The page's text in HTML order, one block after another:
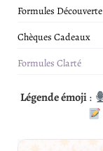
Formules Découverte
Chèques Cadeaux
Formules Clarté
Légende émoji: